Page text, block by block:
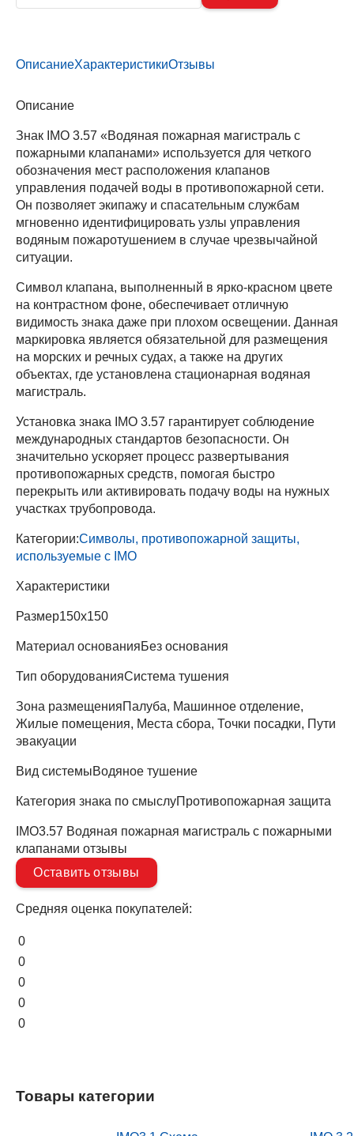
ОписаниеХарактеристикиОтзывы
Описание
Знак IMO 3.57 «Водяная пожарная магистраль с
пожарными клапанами» используется для четкого
обозначения мест расположения клапанов
управления подачей воды в противопожарной сети.
Он позволяет экипажу и спасательным службам
мгновенно идентифицировать узлы управления
водяным пожаротушением в случае чрезвычайной
ситуации.
Символ клапана, выполненный в ярко-красном цвете
на контрастном фоне, обеспечивает отличную
видимость знака даже при плохом освещении. Данная
маркировка является обязательной для размещения
на морских и речных судах, а также на других
объектах, где установлена стационарная водяная
магистраль.
Установка знака IMO 3.57 гарантирует соблюдение
международных стандартов безопасности. Он
значительно ускоряет процесс развертывания
противопожарных средств, помогая быстро
перекрыть или активировать подачу воды на нужных
участках трубопровода.
Категории:Символы, противопожарной защиты,
используемые с IMO
Характеристики
Размер150х150
Материал основанияБез основания
Тип оборудованияСистема тушения
Зона размещенияПалуба, Машинное отделение,
Жилые помещения, Места сбора, Точки посадки, Пути
эвакуации
Вид системыВодяное тушение
Категория знака по смыслуПротивопожарная защита
IMO3.57 Водяная пожарная магистраль с пожарными
клапанами отзывы
Оставить отзывы
Средняя оценка покупателей:
0
0
0
0
0
Товары категории